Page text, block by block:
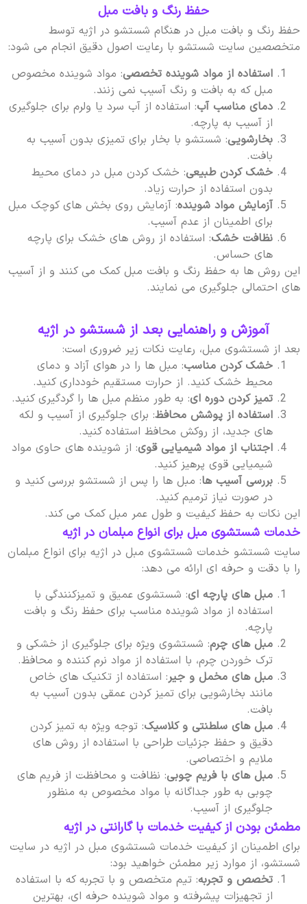
حفظ رنگ و بافت مبل
حفظ رنگ و بافت مبل در هنگام شستشو در اژیه توسط
متخصصین سایت شستشو با رعایت اصول دقیق انجام می شود:
استفاده از مواد شوینده تخصصی: مواد شوینده مخصوص
مبل که به بافت و رنگ آسیب نمی زنند.
دمای مناسب آب: استفاده از آب سرد یا ولرم برای جلوگیری
از آسیب به پارچه.
بخارشویی: شستشو با بخار برای تمیزی بدون آسیب به
بافت.
خشک کردن طبیعی: خشک کردن مبل در دمای محیط
بدون استفاده از حرارت زیاد.
آزمایش مواد شوینده: آزمایش روی بخش های کوچک مبل
برای اطمینان از عدم آسیب.
نظافت خشک: استفاده از روش های خشک برای پارچه
های حساس.
این روش ها به حفظ رنگ و بافت مبل کمک می کنند و از آسیب
های احتمالی جلوگیری می نمایند.
آموزش و راهنمایی بعد از شستشو در اژیه
بعد از شستشوی مبل، رعایت نکات زیر ضروری است:
خشک کردن مناسب: مبل ها را در هوای آزاد و دمای
محیط خشک کنید. از حرارت مستقیم خودداری کنید.
تمیز کردن دوره ای: به طور منظم مبل ها را گردگیری کنید.
استفاده از پوشش محافظ: برای جلوگیری از آسیب و لکه
های جدید، از روکش محافظ استفاده کنید.
اجتناب از مواد شیمیایی قوی: از شوینده های حاوی مواد
شیمیایی قوی پرهیز کنید.
بررسی آسیب ها: مبل ها را پس از شستشو بررسی کنید و
در صورت نیاز ترمیم کنید.
این نکات به حفظ کیفیت و طول عمر مبل کمک می کند.
خدمات شستشوی مبل برای انواع مبلمان در اژیه
سایت شستشو خدمات شستشوی مبل در اژیه برای انواع مبلمان
را با دقت و حرفه ای ارائه می دهد:
مبل های پارچه ای: شستشوی عمیق و تمیزکنندگی با
استفاده از مواد شوینده مناسب برای حفظ رنگ و بافت
پارچه.
مبل های چرم: شستشوی ویژه برای جلوگیری از خشکی و
ترک خوردن چرم، با استفاده از مواد نرم کننده و محافظ.
مبل های مخمل و جیر: استفاده از تکنیک های خاص
مانند بخارشویی برای تمیز کردن عمقی بدون آسیب به
بافت.
مبل های سلطنتی و کلاسیک: توجه ویژه به تمیز کردن
دقیق و حفظ جزئیات طراحی با استفاده از روش های
ملایم و اختصاصی.
مبل های با فریم چوبی: نظافت و محافظت از فریم های
چوبی به طور جداگانه با مواد مخصوص به منظور
جلوگیری از آسیب.
مطمئن بودن از کیفیت خدمات با گارانتی در اژیه
برای اطمینان از کیفیت خدمات شستشوی مبل در اژیه در سایت
شستشو، از موارد زیر مطمئن خواهید بود:
تخصص و تجربه: تیم متخصص و با تجربه که با استفاده
از تجهیزات پیشرفته و مواد شوینده حرفه ای، بهترین